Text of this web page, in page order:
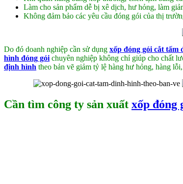
Làm cho sản phẩm dễ bị xê dịch, hư hỏng, làm
Không đảm bảo các yêu cầu đóng gói của thị
Do đó doanh nghiệp cần sử dụng xốp đóng gói cắt tấm
hình đóng gói chuyên nghiệp không chỉ giúp cho chất
định hình theo bản vẽ giảm tỷ lệ hàng hư hỏng, hàng
Cần tìm công ty sản xuất xốp đóng